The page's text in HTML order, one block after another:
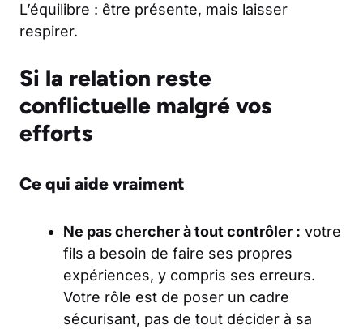
L’équilibre : être présente, mais laisser
respirer.
Si la relation reste
conflictuelle malgré vos
efforts
Ce qui aide vraiment
Ne pas chercher à tout contrôler : votre
fils a besoin de faire ses propres
expériences, y compris ses erreurs.
Votre rôle est de poser un cadre
sécurisant, pas de tout décider à sa